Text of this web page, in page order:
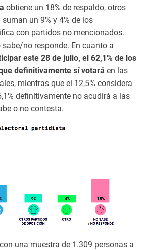
obtiene un 18% de respaldo, otros
un 9% y 4% de los
con partidos no mencionados.
no responde. En cuanto a
este 28 de julio, el 62,1% de los
definitivamente sí votará en las
mientras que el 12,5% considera
definitivamente no acudirá a las
o no contesta.
una muestra de 1.309 personas a